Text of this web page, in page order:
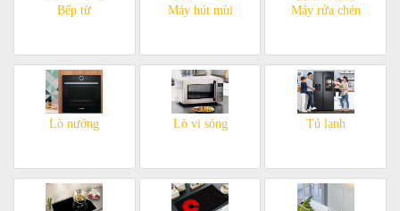
Bếp từ Máy hút mùi Máy rửa chén
Lò nướng Lò vi sóng Tủ lạnh